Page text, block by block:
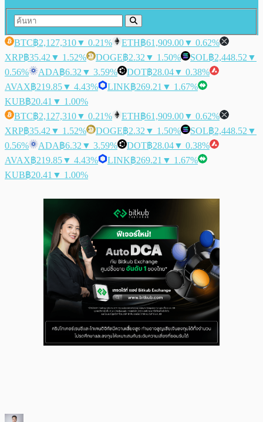
BTC฿2,127,310▼ 0.21% ETH฿61,909.00▼ 0.62%
XRP฿35.42 ▼ 1.52% DOGE฿2.32 ▼ 1.50% SOL฿2,448.52 ▼
0.56%
ADA฿6.32 ▼ 3.59% DOT฿28.04▼ 0.38%
AVAX฿219.85▼ 4.43% LINK฿269.21 ▼ 1.67%
KUB฿20.41 ▼ 1.00%
BTC฿2,127,310▼ 0.21% ETH฿61,909.00▼ 0.62%
XRP฿35.42 ▼ 1.52% DOGE฿2.32 ▼ 1.50% SOL฿2,448.52 ▼
0.56%
ADA฿6.32 ▼ 3.59% DOT฿28.04▼ 0.38%
AVAX฿219.85▼ 4.43% LINK฿269.21 ▼ 1.67%
KUB฿20.41 ▼ 1.00%